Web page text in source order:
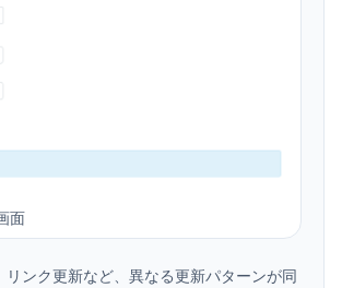
面
リンク更新など、異なる更新パターンが同